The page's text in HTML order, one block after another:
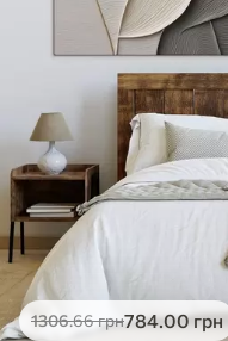
1306.66грн784.00грн